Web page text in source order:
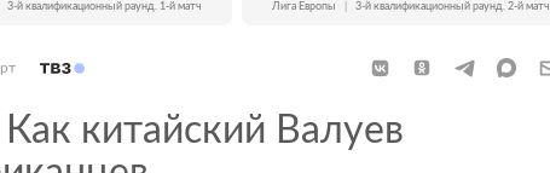
3-й квалификационный раунд. 1-й матч Лига Европы 3-й квалификационный раунд. 2-й матч
Как китайский Валуев